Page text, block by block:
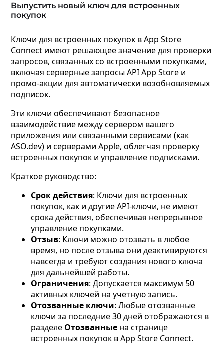
Выпустить новый ключ для встроенных
покупок
Ключи для встроенных покупок в App Store
Connect имеют решающее значение для проверки
запросов, связанных со встроенными покупками,
включая серверные запросы API App Store и
промо-акции для автоматически возобновляемых
подписок.
Эти ключи обеспечивают безопасное
взаимодействие между сервером вашего
приложения или связанными сервисами (как
ASO.dev) и серверами Apple, облегчая проверку
встроенных покупок и управление подписками.
Краткое руководство:
Срок действия: Ключи для встроенных
покупок, как и другие API-ключи, не имеют
срока действия, обеспечивая непрерывное
управление покупками.
Отзыв: Ключи можно отозвать в любое
время, но после отзыва они деактивируются
навсегда и требуют создания нового ключа
для дальнейшей работы.
Ограничения: Допускается максимум 50
активных ключей на учетную запись.
Отозванные ключи: Любые отозванные
ключи за последние 30 дней отображаются в
разделе Отозванные на странице
встроенных покупок в App Store Connect.